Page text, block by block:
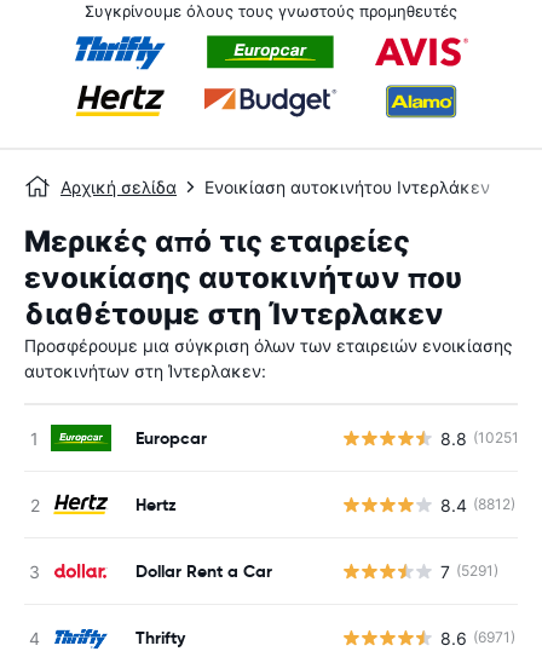
Συγκρίνουμε όλους τους γνωστούς προμηθευτές
Αρχική σελίδα Ενοικίαση αυτοκινήτου Ιντερλάκεν
Μερικές από τις εταιρείες
ενοικίασης αυτοκινήτων που
διαθέτουμε στη Ίντερλακεν
Προσφέρουμε μια σύγκριση όλων των εταιρειών ενοικίασης
αυτοκινήτων στη Ίντερλακεν:
Europcar 8.8 (10251)
Hertz 8.4 (8812)
Dollar Rent a Car 7 (5291)
Thrifty 8.6 (6971)